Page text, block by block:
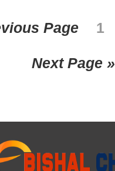
Page 1
Next Page »